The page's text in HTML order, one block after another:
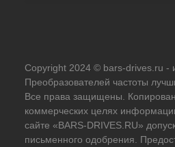
Copyright 2024 © bars-drives.ru -
Преобразователей частоты
Все права защищены.
коммерческих целях
сайте «BARS-DRIVES.RU»
письменного одобрения.